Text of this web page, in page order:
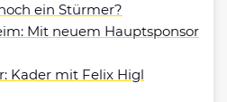
ein Stürmer?
Mit neuem Hauptsponsor
Kader mit Felix Higl